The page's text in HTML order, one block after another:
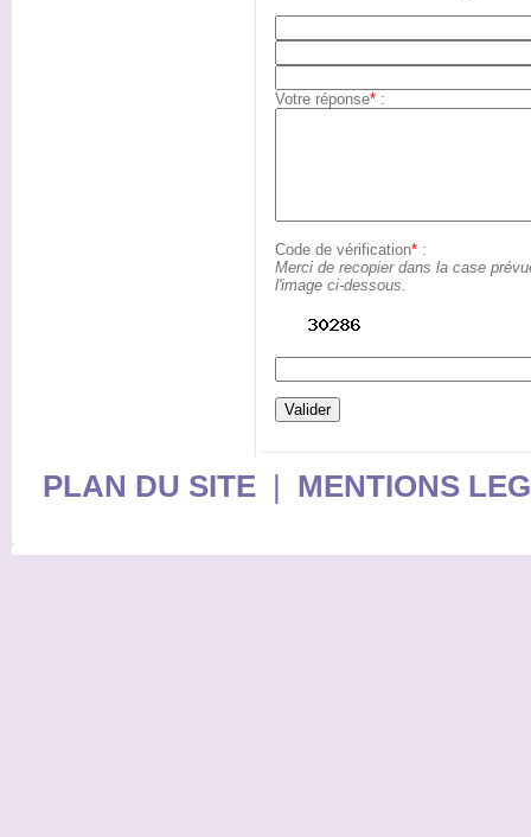
Votre réponse*:
Code de vérification*:
Merci de recopier dans la case
l'image ci-dessous.
PLAN DU SITE| MENTIONS